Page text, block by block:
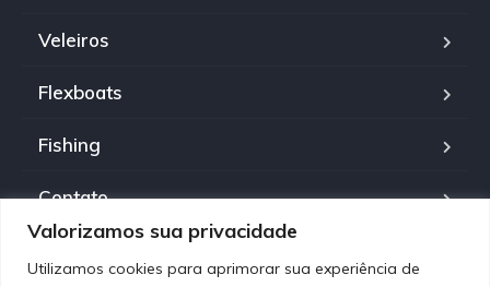
Valorizamos sua privacidade
Utilizamos cookies para aprimorar sua experiência de
Veleiros
Flexboats
Fishing
Contato
Política de Privacidade